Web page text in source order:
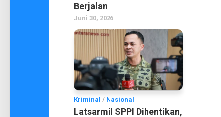
Berjalan
Juni 30, 2026
Kriminal / Nasional
Latsarmil SPPI Dihentikan,